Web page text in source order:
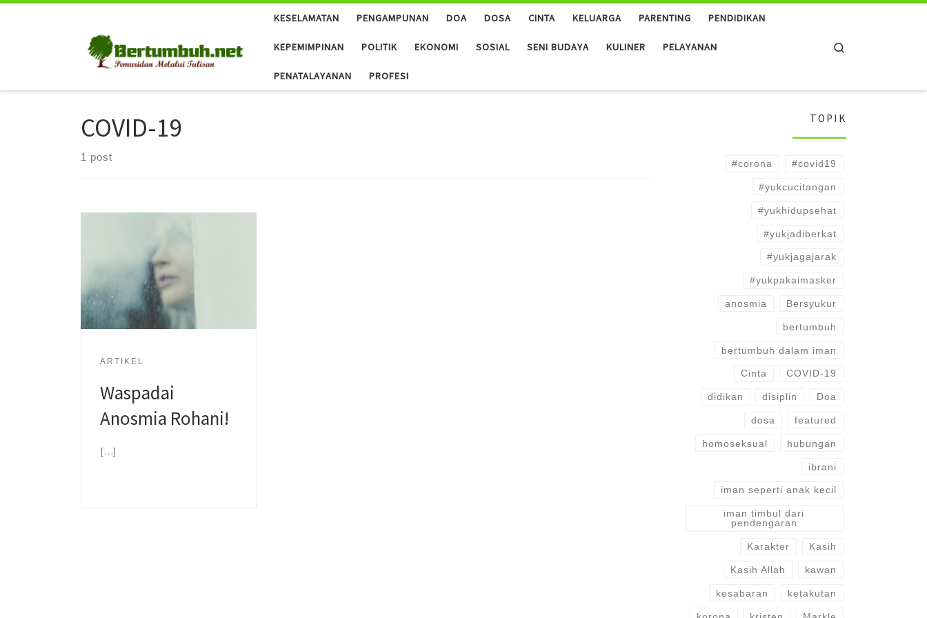
KESELAMATAN PENGAMPUNAN DOA DOSA CINTA KELUARGA PARENTING PENDIDIKAN
KEPEMIMPINAN POLITIK EKONOMI SOSIAL SENI BUDAYA KULINER PELAYANAN
PENATALAYANAN PROFESI
COVID-19
1 post
ARTIKEL
Waspadai
Anosmia Rohani!
[…]
TOPIK
#corona #covid19
#yukcucitangan
#yukhidupsehat
#yukjadiberkat
#yukjagajarak
#yukpakaimasker
anosmia Bersyukur
bertumbuh
bertumbuh dalam iman
Cinta COVID-19
didikan disiplin Doa
dosa featured
homoseksual hubungan
ibrani
iman seperti anak kecil
iman timbul dari
pendengaran
Karakter Kasih
Kasih Allah kawan
kesabaran ketakutan